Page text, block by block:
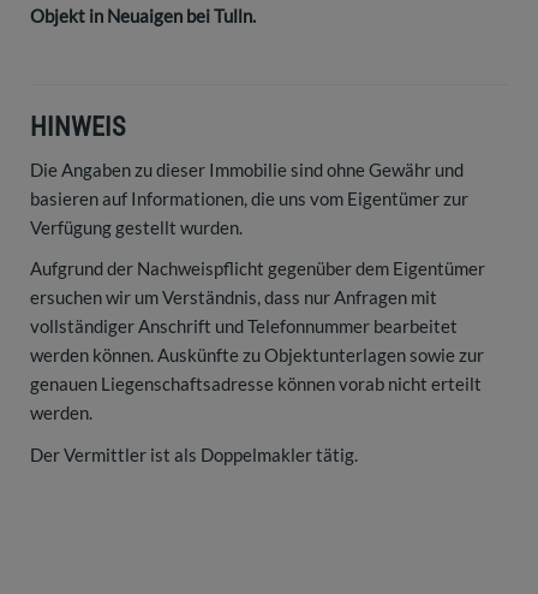
Objekt in Neuaigen bei Tulln.
HINWEIS
Die Angaben zu dieser Immobilie sind ohne Gewähr und
basieren auf Informationen, die uns vom Eigentümer zur
Verfügung gestellt wurden.
Aufgrund der Nachweispflicht gegenüber dem Eigentümer
ersuchen wir um Verständnis, dass nur Anfragen mit
vollständiger Anschrift und Telefonnummer bearbeitet
werden können. Auskünfte zu Objektunterlagen sowie zur
genauen Liegenschaftsadresse können vorab nicht erteilt
werden.
Der Vermittler ist als Doppelmakler tätig.